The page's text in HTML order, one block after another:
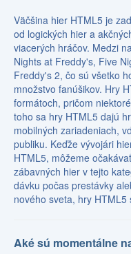
Väčšina hier HTML5 je
od logických hier a
viacerých hráčov. Medzi
Nights at Freddy's, Five
Freddy's 2, čo sú všetko
množstvo fanúšikov. Hry
formátoch, pričom
toho sa hry HTML5 dajú
mobilných zariadeniach,
publiku. Keďže vývojári
HTML5, môžeme
zábavných hier v tejto
dávku počas prestávky
nového sveta, hry
Aké sú momentálne